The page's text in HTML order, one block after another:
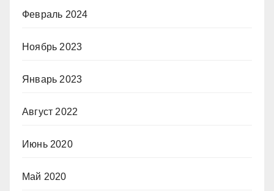
Февраль 2024
Ноябрь 2023
Январь 2023
Август 2022
Июнь 2020
Май 2020